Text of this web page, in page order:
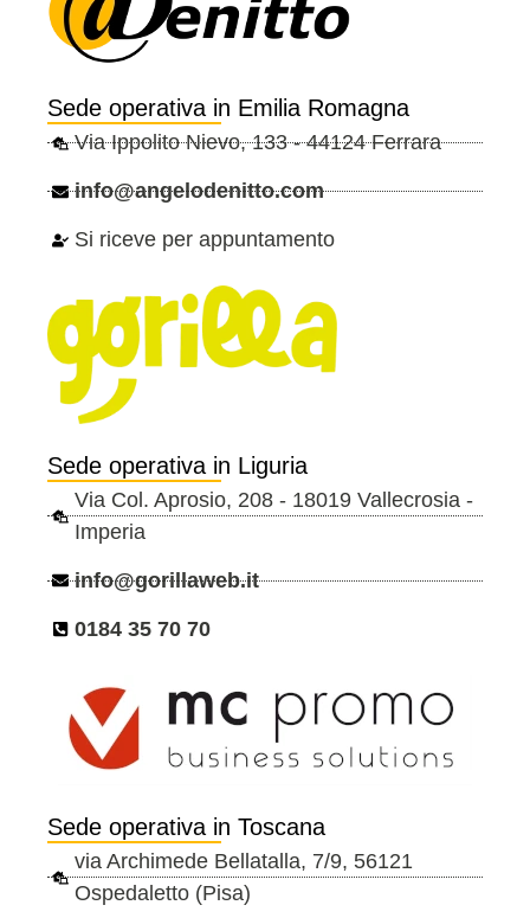
Sede operativa in Emilia Romagna
Via Ippolito Nievo, 133 - 44124 Ferrara
info@angelodenitto.com
Si riceve per appuntamento
Sede operativa in Liguria
Via Col. Aprosio, 208 - 18019 Vallecrosia -
Imperia
info@gorillaweb.it
0184 35 70 70
Sede operativa in Toscana
via Archimede Bellatalla, 7/9, 56121
Ospedaletto (Pisa)